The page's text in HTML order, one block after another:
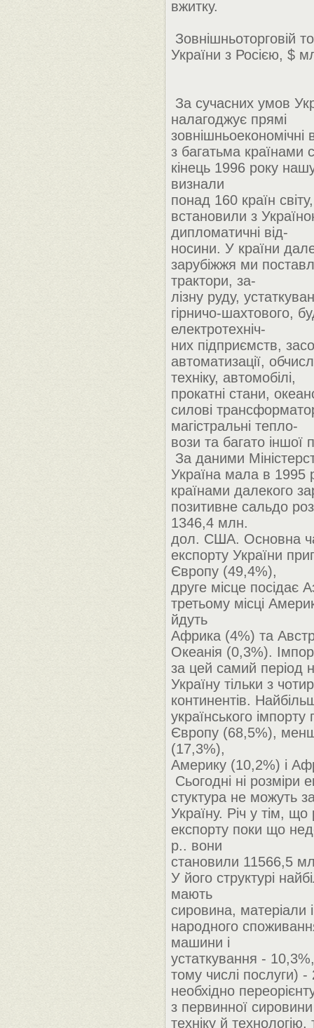
вжитку.
Зовнішньоторговій
України з Росією, $
За сучасних умов
налагоджує прямі
зовнішньоекономічні
з багатьма країнами
кінець 1996 року
визнали
понад 160 країн
встановили з
дипломатичні від-
носини. У країни
зарубіжжя ми
трактори, за-
лізну руду,
гірничо-шахтового,
електротехніч-
них підприємств,
автоматизації,
техніку, автомобілі,
прокатні стани,
силові
магістральні тепло-
вози та багато іншої
За даними
Україна мала в 1995
країнами далекого
позитивне сальдо
1346,4 млн.
дол. США. Основна
експорту України
Європу (49,4%),
друге місце посідає
третьому місці
йдуть
Африка (4%) та
Океанія (0,3%).
за цей самий період
Україну тільки з
континентів.
українського
Європу (68,5%),
(17,3%),
Америку (10,2%) і
Сьогодні ні розміри
стуктура не можуть
Україну. Річ у тім, що
експорту поки що
р.. вони
становили 11566,5
У його структурі
мають
сировина, матеріали
народного
машини і
устаткування -
тому числі послуги)
необхідно
з первинної
техніку й технологію,